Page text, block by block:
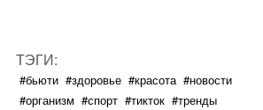
ТЭГИ:
#бьюти #здоровье #красота #новости
#организм #спорт #тикток #тренды